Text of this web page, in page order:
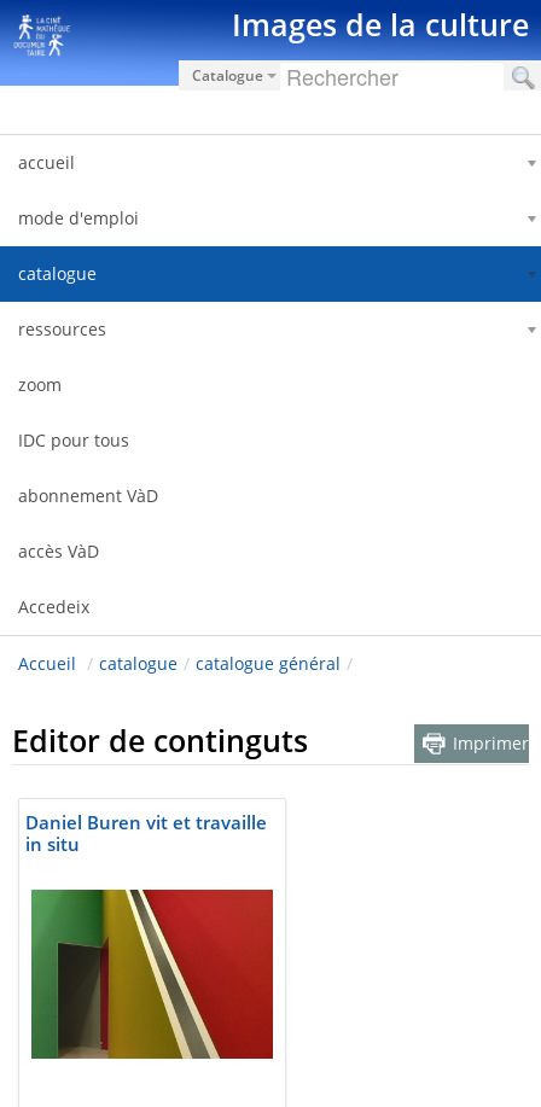
Salta al contigut Images de la culture
Catalogue
accueil
mode d'emploi
catalogue
ressources
zoom
IDC pour tous
abonnement VàD
accès VàD
Accedeix
Accueil / catalogue / catalogue général /
Editor de continguts Imprimer
Daniel Buren vit et travaille
in situ